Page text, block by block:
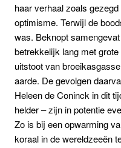
haar verhaal zoals
optimisme. Terwijl de
was. Beknopt
betrekkelijk lang met
uitstoot van
aarde. De gevolgen
Heleen de Coninck in dit
helder – zijn in potentie
Zo is bij een opwarming
koraal in de wereldzeeën